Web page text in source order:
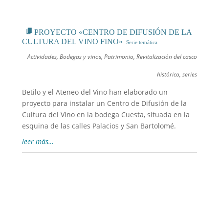
PROYECTO «CENTRO DE DIFUSIÓN DE LA
CULTURA DEL VINO FINO»
Actividades,Bodegas y vinos,Patrimonio,Revitalización del casco
histórico,series
Betilo y el Ateneo del Vino han elaborado un
proyecto para instalar un Centro de Difusión de la
Cultura del Vino en la bodega Cuesta, situada en la
esquina de las calles Palacios y San Bartolomé.
leer más…